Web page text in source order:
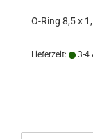
O-Ring 8,5 x
Lieferzeit: 3-4